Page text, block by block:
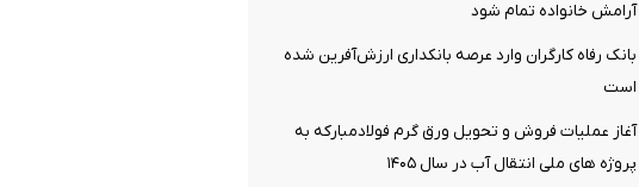
آرامش خانواده تمام شود
بانک رفاه کارگران وارد عرصه بانکداری ارزش‌آفرین شده
است
آغاز عملیات فروش و تحویل ورق گرم فولادمبارکه به
پروژه های ملی انتقال آب در سال ۱۴۰۵